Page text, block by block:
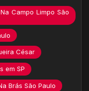
Campo Limpo São
César
em SP
Brás São Paulo